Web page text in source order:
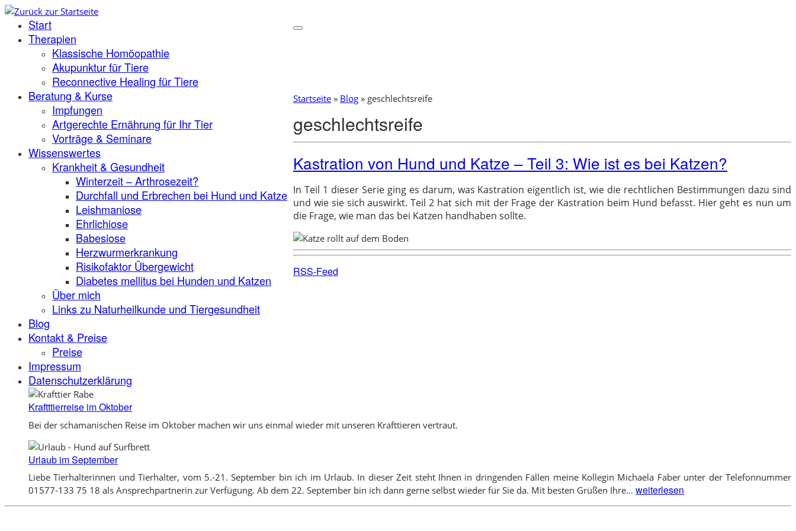
Zum
Inhalt
springen
Start
Therapien
Klassische Homöopathie
Akupunktur für Tiere
Reconnective Healing für Tiere
Beratung & Kurse
Impfungen
Artgerechte Ernährung für Ihr Tier
Vorträge & Seminare
Wissenswertes
Krankheit & Gesundheit
Winterzeit – Arthrosezeit?
Durchfall und Erbrechen bei Hund und Katze
Leishmaniose
Ehrlichiose
Babesiose
Herzwurmerkrankung
Risikofaktor Übergewicht
Diabetes mellitus bei Hunden und Katzen
Über mich
Links zu Naturheilkunde und Tiergesundheit
Blog
Kontakt & Preise
Preise
Impressum
Datenschutzerklärung
Startseite » Blog » geschlechtsreife
geschlechtsreife
Kastration von Hund und Katze – Teil 3: Wie ist es bei Katzen?
In Teil 1 dieser Serie ging es darum, was Kastration eigentlich ist, wie die rechtlichen Bestimmungen dazu sind
und wie sie sich auswirkt. Teil 2 hat sich mit der Frage der Kastration beim Hund befasst. Hier geht es nun um
die Frage, wie man das bei Katzen handhaben sollte.
RSS-Feed
Kraftttierreise im Oktober
Bei der schamanischen Reise im Oktober machen wir uns einmal wieder mit unseren Krafttieren vertraut.
Urlaub im September
Liebe Tierhalterinnen und Tierhalter, vom 5.-21. September bin ich im Urlaub. In dieser Zeit steht Ihnen in dringenden Fällen meine Kollegin Michaela Faber unter der Telefonnummer
01577-133 75 18 als Ansprechpartnerin zur Verfügung. Ab dem 22. September bin ich dann gerne selbst wieder für Sie da. Mit besten Grüßen Ihre… Urlaub
im
September
weiterlesen